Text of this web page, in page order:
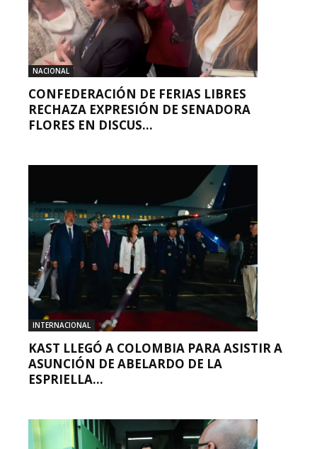
NACIONAL
CONFEDERACIÓN DE FERIAS LIBRES
RECHAZA EXPRESIÓN DE SENADORA
FLORES EN DISCUS...
INTERNACIONAL
KAST LLEGÓ A COLOMBIA PARA ASISTIR A
ASUNCIÓN DE ABELARDO DE LA
ESPRIELLA...